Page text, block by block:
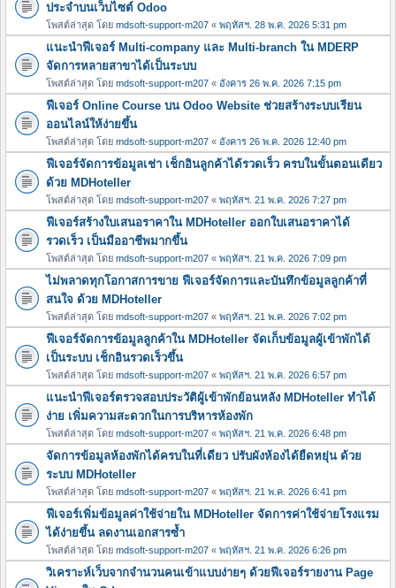
ประจำบนเว็บไซต์ Odoo
โพสต์ล่าสุด โดย mdsoft-support-m207 « พฤหัสฯ. 28 พ.ค. 2026 5:31 pm
แนะนำฟีเจอร์ Multi-company และ Multi-branch ใน MDERP
จัดการหลายสาขาได้เป็นระบบ
โพสต์ล่าสุด โดย mdsoft-support-m207 « อังคาร 26 พ.ค. 2026 7:15 pm
ฟีเจอร์ Online Course บน Odoo Website ช่วยสร้างระบบเรียน
ออนไลน์ให้ง่ายขึ้น
โพสต์ล่าสุด โดย mdsoft-support-m207 « อังคาร 26 พ.ค. 2026 12:40 pm
ฟีเจอร์จัดการข้อมูลเช่า เช็กอินลูกค้าได้รวดเร็ว ครบในขั้นตอนเดียว
ด้วย MDHoteller
โพสต์ล่าสุด โดย mdsoft-support-m207 « พฤหัสฯ. 21 พ.ค. 2026 7:27 pm
ฟีเจอร์สร้างใบเสนอราคาใน MDHoteller ออกใบเสนอราคาได้
รวดเร็ว เป็นมืออาชีพมากขึ้น
โพสต์ล่าสุด โดย mdsoft-support-m207 « พฤหัสฯ. 21 พ.ค. 2026 7:09 pm
ไม่พลาดทุกโอกาสการขาย ฟีเจอร์จัดการและบันทึกข้อมูลลูกค้าที่
สนใจ ด้วย MDHoteller
โพสต์ล่าสุด โดย mdsoft-support-m207 « พฤหัสฯ. 21 พ.ค. 2026 7:02 pm
ฟีเจอร์จัดการข้อมูลลูกค้าใน MDHoteller จัดเก็บข้อมูลผู้เข้าพักได้
เป็นระบบ เช็กอินรวดเร็วขึ้น
โพสต์ล่าสุด โดย mdsoft-support-m207 « พฤหัสฯ. 21 พ.ค. 2026 6:57 pm
แนะนำฟีเจอร์ตรวจสอบประวัติผู้เข้าพักย้อนหลัง MDHoteller ทำได้
ง่าย เพิ่มความสะดวกในการบริหารห้องพัก
โพสต์ล่าสุด โดย mdsoft-support-m207 « พฤหัสฯ. 21 พ.ค. 2026 6:48 pm
จัดการข้อมูลห้องพักได้ครบในที่เดียว ปรับผังห้องได้ยืดหยุ่น ด้วย
ระบบ MDHoteller
โพสต์ล่าสุด โดย mdsoft-support-m207 « พฤหัสฯ. 21 พ.ค. 2026 6:41 pm
ฟีเจอร์เพิ่มข้อมูลค่าใช้จ่ายใน MDHoteller จัดการค่าใช้จ่ายโรงแรม
ได้ง่ายขึ้น ลดงานเอกสารซ้ำ
โพสต์ล่าสุด โดย mdsoft-support-m207 « พฤหัสฯ. 21 พ.ค. 2026 6:26 pm
วิเคราะห์เว็บจากจำนวนคนเข้าแบบง่ายๆ ด้วยฟีเจอร์รายงาน Page